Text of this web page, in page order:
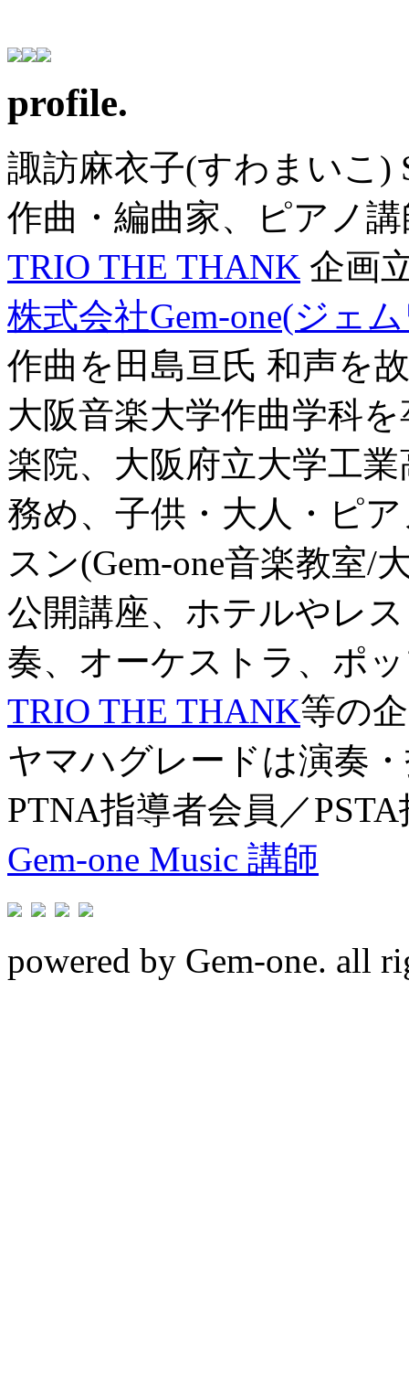
profile.
諏訪麻衣子(すわまいこ)
作曲・編曲家、ピアノ
TRIO THE THANK 企画
株式会社Gem-one(ジェ
作曲を田島亘氏 和声を
大阪音楽大学作曲学科
楽院、大阪府立大学工
務め、子供・大人・ピ
スン(Gem-one音楽教室/
公開講座、ホテルやレ
奏、オーケストラ、ポ
TRIO THE THANK等の
ヤマハグレードは演奏
PTNA指導者会員／
Gem-one Music 講師
powered by Gem-one. all